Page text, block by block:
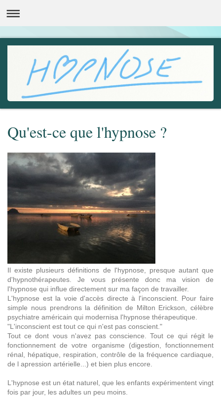
Qu'est-ce que l'hypnose ?
Il existe plusieurs définitions de l'hypnose, presque autant que
d'hypnothérapeutes. Je vous présente donc ma vision de
l'hypnose qui influe directement sur ma façon de travailler.
L'hypnose est la voie d'accès directe à l'inconscient. Pour faire
simple nous prendrons la définition de Milton Erickson, célèbre
psychiatre américain qui modernisa l'hypnose thérapeutique.
"L'inconscient est tout ce qui n'est pas conscient."
Tout ce dont vous n'avez pas conscience. Tout ce qui régit le
fonctionnement de votre organisme (digestion, fonctionnement
rénal, hépatique, respiration, contrôle de la fréquence cardiaque,
de l apression artérielle...) et bien plus encore.
L'hypnose est un état naturel, que les enfants expérimentent vingt
fois par jour, les adultes un peu moins.